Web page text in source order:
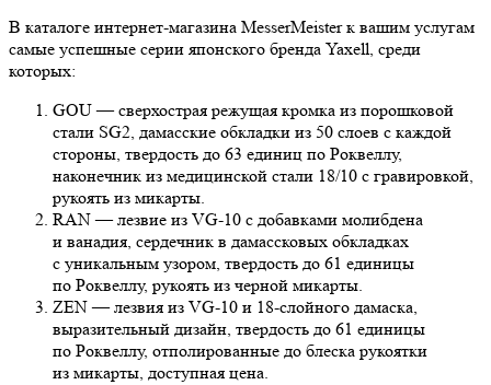
В каталоге интернет-магазина MesserMeister к вашим услугам
самые успешные серии японского бренда Yaxell, среди
которых:
GOU — сверхострая режущая кромка из порошковой
стали SG2, дамасские обкладки из 50 слоев с каждой
стороны, твердость до 63 единиц по Роквеллу,
наконечник из медицинской стали 18/10 с гравировкой,
рукоять из микарты.
RAN — лезвие из VG-10 с добавками молибдена
и ванадия, сердечник в дамассковых обкладках
с уникальным узором, твердость до 61 единицы
по Роквеллу, рукоять из черной микарты.
ZEN — лезвия из VG-10 и 18-слойного дамаска,
выразительный дизайн, твердость до 61 единицы
по Роквеллу, отполированные до блеска рукоятки
из микарты, доступная цена.